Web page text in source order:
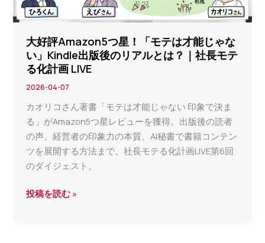
診
断」
を
3
人
チ
体
験
——
清
感
大好評Amazon5つ星！「モテは才能じゃな
い」Kindle出版後のリアルとは？｜社長モテ
る化計画 LIVE
2026-04-07
カオリコさん著書「モテは才能じゃない 印象で決ま
る」がAmazon5つ星レビューを獲得。出版後の読者
の声、経営者の印象力の本質、AI秘書で書籍コンテン
ツを展開する方法まで。社長モテる化計画LIVE第6回
のダイジェスト。
大
投稿を読む »